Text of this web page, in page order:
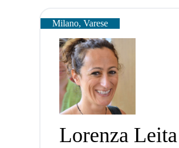
Milano, Varese
Lorenza Leita